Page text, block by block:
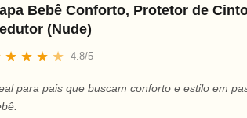
Bebê Conforto, Protetor de
(Nude)
★ ★ ★ ★ 4.8/5
para pais que buscam conforto e estilo em